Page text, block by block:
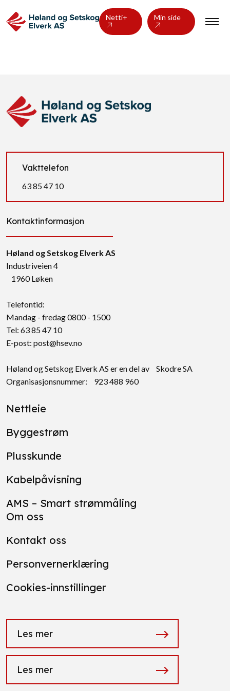
Netti+ Min side
Vakttelefon
63 85 47 10
Kontaktinformasjon
Høland og Setskog Elverk AS
Industriveien 4
1960 Løken
Telefontid:
Mandag - fredag 0800 - 1500
Tel: 63 85 47 10
E-post: post@hsev.no
Høland og Setskog Elverk AS er en del av Skodre SA
Organisasjonsnummer: 923 488 960
Nettleie
Byggestrøm
Plusskunde
Kabelpåvisning
AMS – Smart strømmåling
Om oss
Kontakt oss
Personvernerklæring
Cookies-innstillinger
Les mer
Les mer